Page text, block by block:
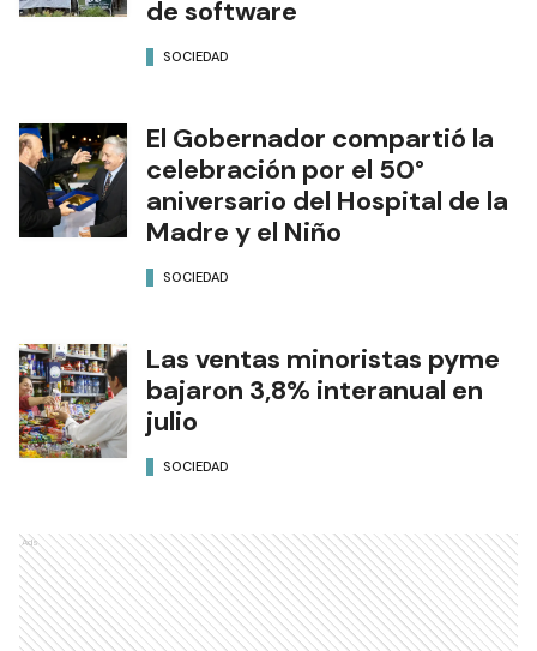
de software
SOCIEDAD
El Gobernador compartió la
celebración por el 50°
aniversario del Hospital de la
Madre y el Niño
SOCIEDAD
Las ventas minoristas pyme
bajaron 3,8% interanual en
julio
SOCIEDAD
Ads